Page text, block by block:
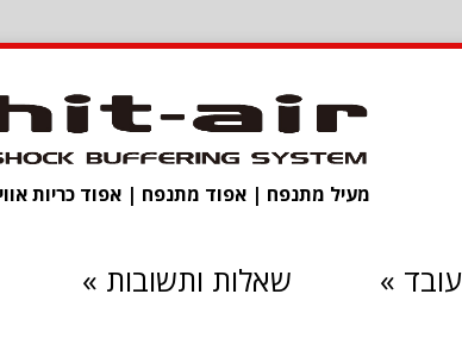
מעיל מתנפח | אפוד מתנפח | אפוד כריות
שאלות ותשובות » »